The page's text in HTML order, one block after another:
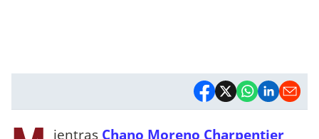
ientras Chano Moreno Charpentier